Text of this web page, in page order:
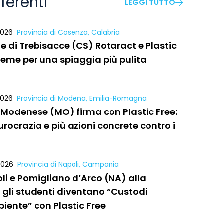
LEGGI TUTTO
Provincia di Cosenza, Calabria
di Trebisacce (CS) Rotaract e Plastic
per una spiaggia più pulita
Provincia di Modena, Emilia-Romagna
(MO) firma con Plastic Free:
e più azioni concrete contro i
Provincia di Napoli, Campania
e Pomigliano d’Arco (NA) alla
gli studenti diventano “Custodi
con Plastic Free